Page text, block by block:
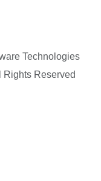
Technologies
Rights Reserved